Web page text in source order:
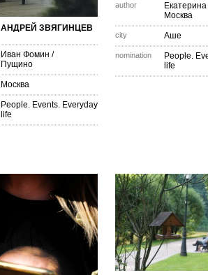
АНДРЕЙ ЗВЯГИНЦЕВ
Иван Фомин /
Пущино
Москва
People. Events. Everyday
life
author
Москва
city Аше
nomination
People.
life